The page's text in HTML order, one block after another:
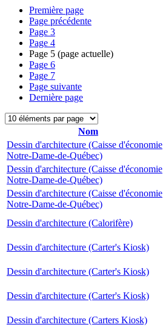
Première page
Page précédente
Page 3
Page 4
Page 5 (page actuelle)
Page 6
Page 7
Page suivante
Dernière page
Nom
Dessin d'architecture (Caisse d'économie
Notre-Dame-de-Québec)
Dessin d'architecture (Caisse d'économie
Notre-Dame-de-Québec)
Dessin d'architecture (Caisse d'économie
Notre-Dame-de-Québec)
Dessin d'architecture (Calorifère)
Dessin d'architecture (Carter's Kiosk)
Dessin d'architecture (Carter's Kiosk)
Dessin d'architecture (Carter's Kiosk)
Dessin d'architecture (Carters Kiosk)